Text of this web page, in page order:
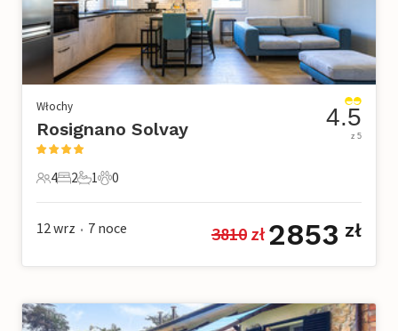
Włochy
Rosignano Solvay
4 Goście
4
2 Sypialnie
2
1 Łazienka
1
0 Zwierzęta domowe
0
4.5
z 5
12 wrz • 7 noce 3810 zł 2853 zł